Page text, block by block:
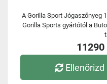
A Gorilla Sport Jógaszőnyeg
Gorilla Sports gyártótól a
11290